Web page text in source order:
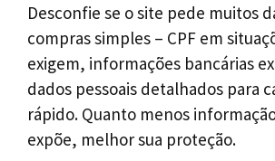
Desconfie se o site pede muitos
compras simples – CPF em
exigem, informações bancárias
dados pessoais detalhados para
rápido. Quanto menos
expõe, melhor sua proteção.